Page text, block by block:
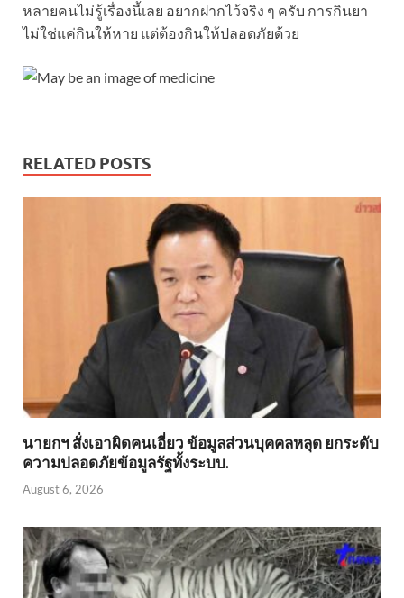
หลายคนไม่รู้เรื่องนี้เลย อยากฝากไว้จริง ๆ ครับ การกินยา
ไม่ใช่แค่กินให้หาย แต่ต้องกินให้ปลอดภัยด้วย
RELATED POSTS
นายกฯ สั่งเอาผิดคนเอี่ยว ข้อมูลส่วนบุคคลหลุด ยกระดับ
ความปลอดภัยข้อมูลรัฐทั้งระบบ.
August 6, 2026